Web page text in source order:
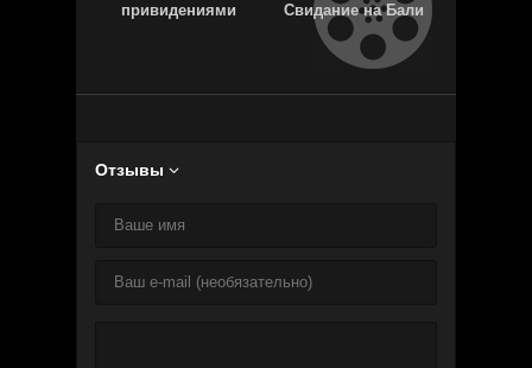
привидениями
Свидание на Бали
Отзывы 